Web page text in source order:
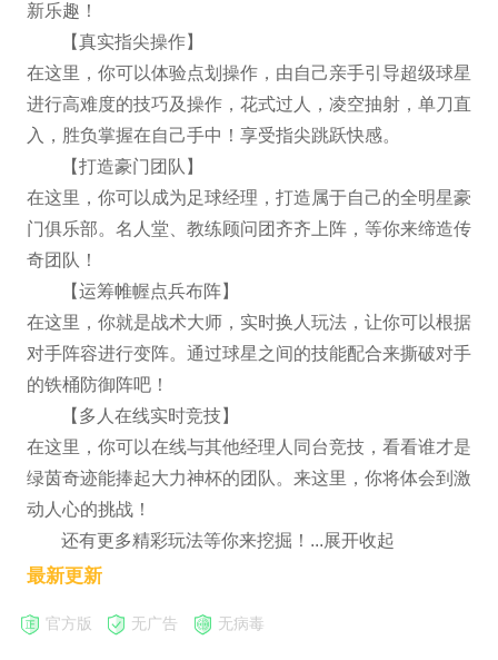
新乐趣！
【真实指尖操作】
在这里，你可以体验点划操作，由自己亲手引导超级球星
进行高难度的技巧及操作，花式过人，凌空抽射，单刀直
入，胜负掌握在自己手中！享受指尖跳跃快感。
【打造豪门团队】
在这里，你可以成为足球经理，打造属于自己的全明星豪
门俱乐部。名人堂、教练顾问团齐齐上阵，等你来缔造传
奇团队！
【运筹帷幄点兵布阵】
在这里，你就是战术大师，实时换人玩法，让你可以根据
对手阵容进行变阵。通过球星之间的技能配合来撕破对手
的铁桶防御阵吧！
【多人在线实时竞技】
在这里，你可以在线与其他经理人同台竞技，看看谁才是
绿茵奇迹能捧起大力神杯的团队。来这里，你将体会到激
动人心的挑战！
还有更多精彩玩法等你来挖掘！...展开收起
最新更新
官方版 无广告 无病毒